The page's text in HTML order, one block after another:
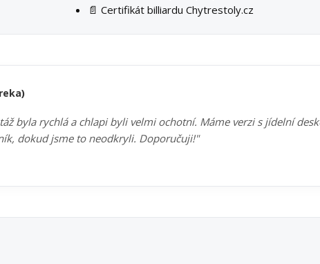
📄 Certifikát billiardu Chytrestoly.cz
byla rychlá a chlapi byli velmi ochotní. Máme verzi s jídelní
dokud jsme to neodkryli. Doporučuji!"